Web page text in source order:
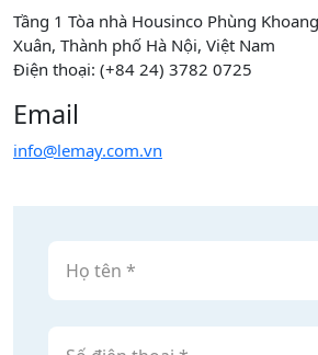
Tầng 1 Tòa nhà Housinco Phùng
Xuân, Thành phố Hà Nội, Việt Nam
Điện thoại: (+84 24) 3782 0725
Email
info@lemay.com.vn